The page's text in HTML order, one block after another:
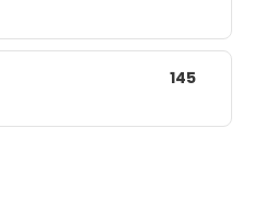
145